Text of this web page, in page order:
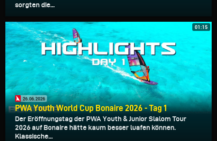
sorgten die...
01:15
26.06.2026
PWA Youth World Cup Bonaire 2026 - Tag 1
Der Eröffnungstag der PWA Youth & Junior Slalom Tour
2026 auf Bonaire hätte kaum besser luafen können.
Klassische...